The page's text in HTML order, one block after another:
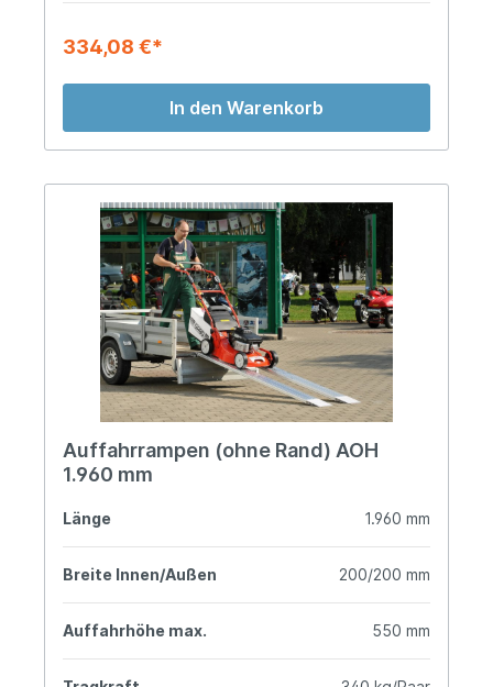
334,08 €*
In den Warenkorb
Auffahrrampen (ohne Rand) AOH
1.960 mm
Länge 1.960 mm
Breite Innen/Außen 200/200 mm
Auffahrhöhe max. 550 mm